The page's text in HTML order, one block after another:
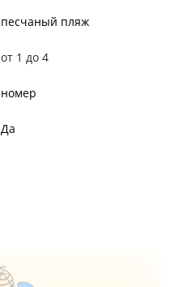
песчаный пляж
от 1 до 4
номер
Да